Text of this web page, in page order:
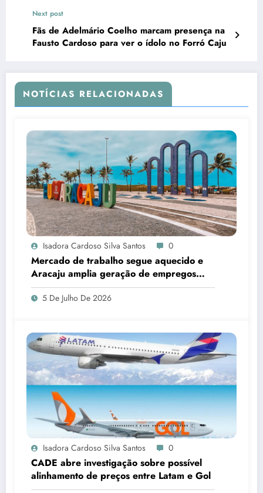
Next post
Fãs de Adelmário Coelho marcam presença na
Fausto Cardoso para ver o ídolo no Forró Caju
NOTÍCIAS RELACIONADAS
Isadora Cardoso Silva Santos 0
Mercado de trabalho segue aquecido e
Aracaju amplia geração de empregos
formais
5 De Julho De 2026
Isadora Cardoso Silva Santos 0
CADE abre investigação sobre possível
alinhamento de preços entre Latam e Gol